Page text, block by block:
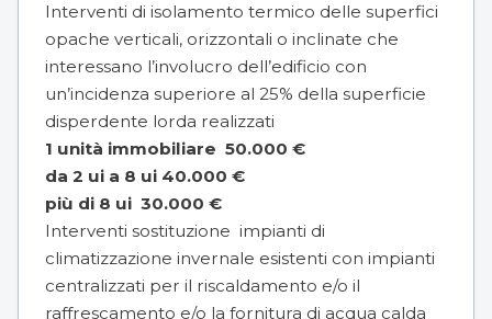
Interventi di isolamento termico delle superfici
opache verticali, orizzontali o inclinate che
interessano l’involucro dell’edificio con
un’incidenza superiore al 25% della superficie
disperdente lorda realizzati
1 unità immobiliare 50.000 €
da 2 ui a 8 ui 40.000 €
più di 8 ui 30.000 €
Interventi sostituzione impianti di
climatizzazione invernale esistenti con impianti
centralizzati per il riscaldamento e/o il
raffrescamento e/o la fornitura di acqua calda